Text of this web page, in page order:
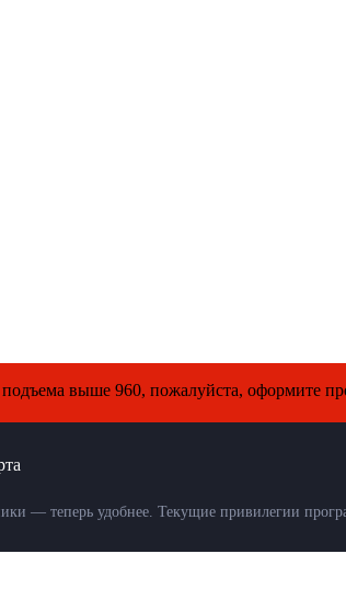
пожалуйста, оформите пропуск на
— теперь удобнее. Текущие привилегии